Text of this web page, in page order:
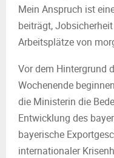
Mein Anspruch ist
beiträgt,
Arbeitsplätze von
Vor dem Hintergrund
Wochenende
die Ministerin die
Entwicklung des
bayerische
internationaler